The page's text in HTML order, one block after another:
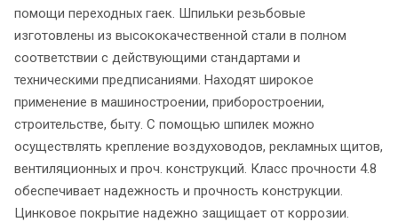
помощи переходных гаек. Шпильки резьбовые
изготовлены из высококачественной стали в полном
соответствии с действующими стандартами и
техническими предписаниями. Находят широкое
применение в машиностроении, приборостроении,
строительстве, быту. С помощью шпилек можно
осуществлять крепление воздуховодов, рекламных щитов,
вентиляционных и проч. конструкций. Класс прочности 4.8
обеспечивает надежность и прочность конструкции.
Цинковое покрытие надежно защищает от коррозии.